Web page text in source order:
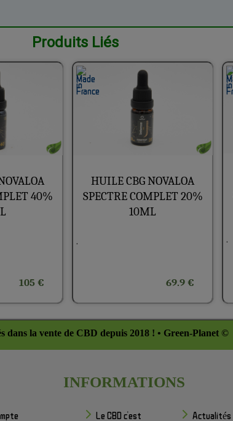
Produits Liés
40%
105 €
HUILE CBG NOVALOA
SPECTRE COMPLET 20%
10ML
69.9 €
dans la vente de CBD depuis 2018 ! • Green-Planet ©
INFORMATIONS
Le CBD c'est Actualités